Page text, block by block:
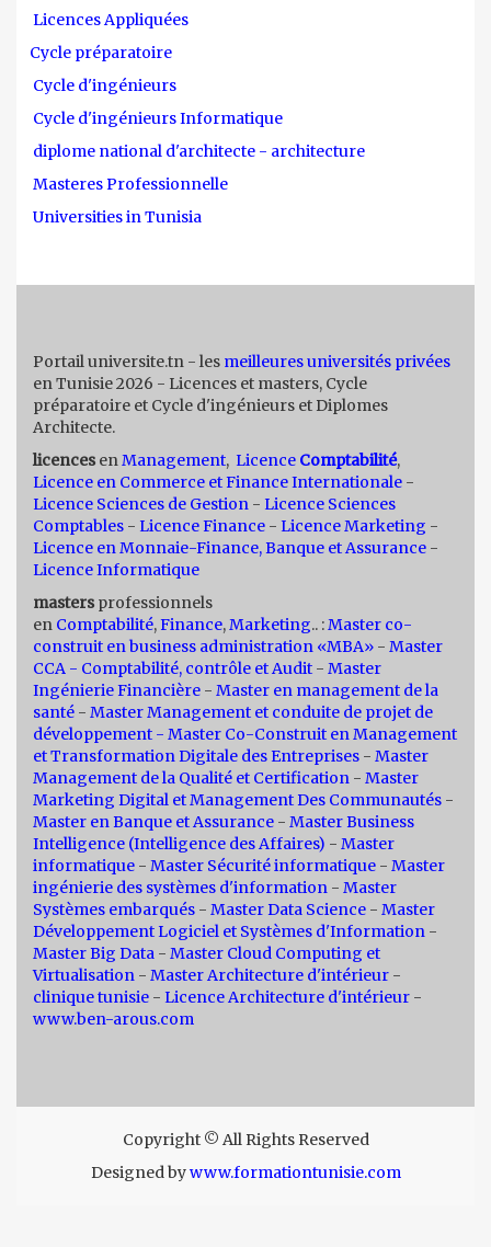
Licences Appliquées
Cycle préparatoire
Cycle d'ingénieurs
Cycle d'ingénieurs Informatique
diplome national d'architecte - architecture
Masteres Professionnelle
Universities in Tunisia
Portail universite.tn - les meilleures universités privées
en Tunisie 2026 - Licences et masters, Cycle
préparatoire et Cycle d'ingénieurs et Diplomes
Architecte.
licences enManagement, Licence Comptabilité,
Licence en Commerce et Finance Internationale -
Licence Sciences de Gestion - Licence Sciences
Comptables - Licence Finance - Licence Marketing -
Licence en Monnaie-Finance, Banque et Assurance -
Licence Informatique
masters professionnels
en Comptabilité,Finance,Marketing.. :Master co-
construit en business administration «MBA» - Master
CCA - Comptabilité, contrôle et Audit - Master
Ingénierie Financière - Master en management de la
santé - Master Management et conduite de projet de
développement - Master Co-Construit en Management
et Transformation Digitale des Entreprises - Master
Management de la Qualité et Certification - Master
Marketing Digital et Management Des Communautés -
Master en Banque et Assurance - Master Business
Intelligence (Intelligence des Affaires) - Master
informatique - Master Sécurité informatique - Master
ingénierie des systèmes d'information - Master
Systèmes embarqués - Master Data Science - Master
Développement Logiciel et Systèmes d'Information -
Master Big Data - Master Cloud Computing et
Virtualisation - Master Architecture d'intérieur -
clinique tunisie - Licence Architecture d'intérieur -
www.ben-arous.com
Copyright © All Rights Reserved
Designed bywww.formationtunisie.com